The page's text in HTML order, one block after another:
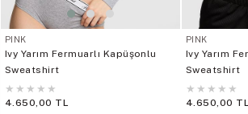
PINK
Ivy Yarım Fermuarlı Kapüşonlu
Sweatshirt
★ ★ ★ ★ ★
4.650,00 TL
PINK
Ivy Yarım
Sweatshirt
★ ★ ★ ★ ★
4.650,00 TL